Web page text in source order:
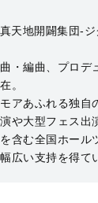
天地開闢集団-
・編曲、プロデ
。
アあふれる独自
や大型フェス出
含む全国ホール
広い支持を得て